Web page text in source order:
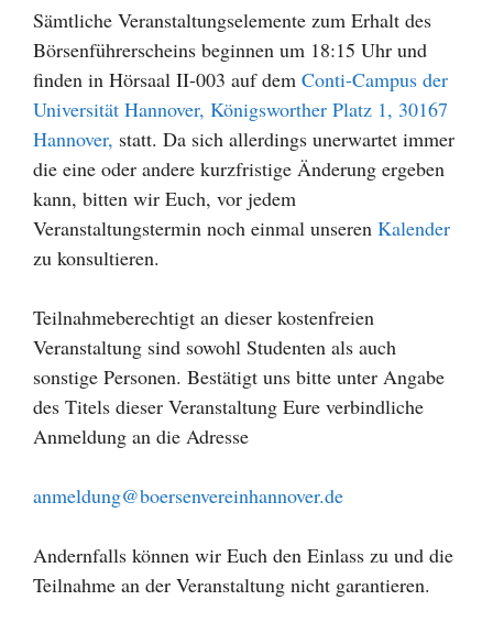
Sämtliche Veranstaltungselemente zum Erhalt des
Börsenführerscheins beginnen um 18:15 Uhr und
finden in Hörsaal II-003 auf dem Conti-Campus der
Universität Hannover, Königsworther Platz 1, 30167
Hannover, statt. Da sich allerdings unerwartet immer
die eine oder andere kurzfristige Änderung ergeben
kann, bitten wir Euch, vor jedem
Veranstaltungstermin noch einmal unseren Kalender
zu konsultieren.
Teilnahmeberechtigt an dieser kostenfreien
Veranstaltung sind sowohl Studenten als auch
sonstige Personen. Bestätigt uns bitte unter Angabe
des Titels dieser Veranstaltung Eure verbindliche
Anmeldung an die Adresse
anmeldung@boersenvereinhannover.de
Andernfalls können wir Euch den Einlass zu und die
Teilnahme an der Veranstaltung nicht garantieren.